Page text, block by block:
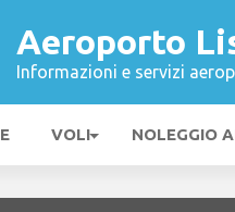
Aeroporto
Informazioni e servizi
VOLI NOLEGGIO